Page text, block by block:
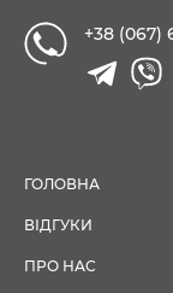
+38 (067)
ГОЛОВНА
ВІДГУКИ
ПРО НАС